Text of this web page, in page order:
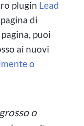
plugin Lead
di
puoi
ai nuovi
o
o